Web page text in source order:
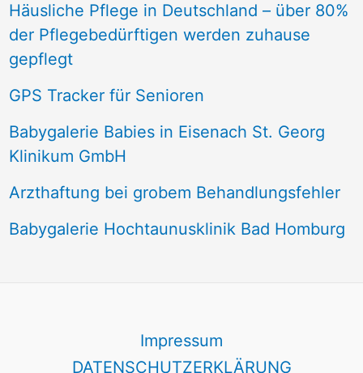
Häusliche Pflege in Deutschland – über 80%
der Pflegebedürftigen werden zuhause
gepflegt
GPS Tracker für Senioren
Babygalerie Babies in Eisenach St. Georg
Klinikum GmbH
Arzthaftung bei grobem Behandlungsfehler
Babygalerie Hochtaunusklinik Bad Homburg
Impressum
DATENSCHUTZERKLÄRUNG